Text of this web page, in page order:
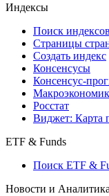
Индексы
Поиск индексов
Страницы
Создать индекс
Консенсусы
Консенсус-
Росстат
Виджет: Карта
ETF & Funds
Поиск ETF &
Новости и Аналитика